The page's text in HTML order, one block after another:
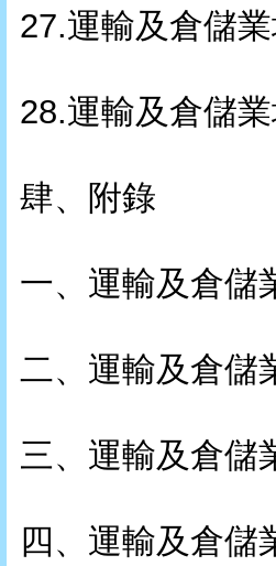
27.運輸及倉儲
28.運輸及倉儲
肆、附錄
一、運輸及倉
二、運輸及倉儲
三、運輸及倉儲
四、運輸及倉儲